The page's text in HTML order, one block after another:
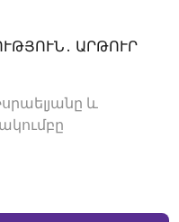
ԱՐԹՈՒՐ
և